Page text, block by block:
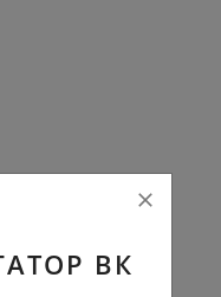
ВК